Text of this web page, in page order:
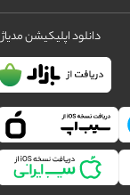
دانلود اپلیکیشن مدیاژ